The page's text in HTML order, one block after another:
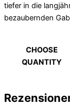
tiefer in die
bezaubernden
CHOOSE
QUANTITY